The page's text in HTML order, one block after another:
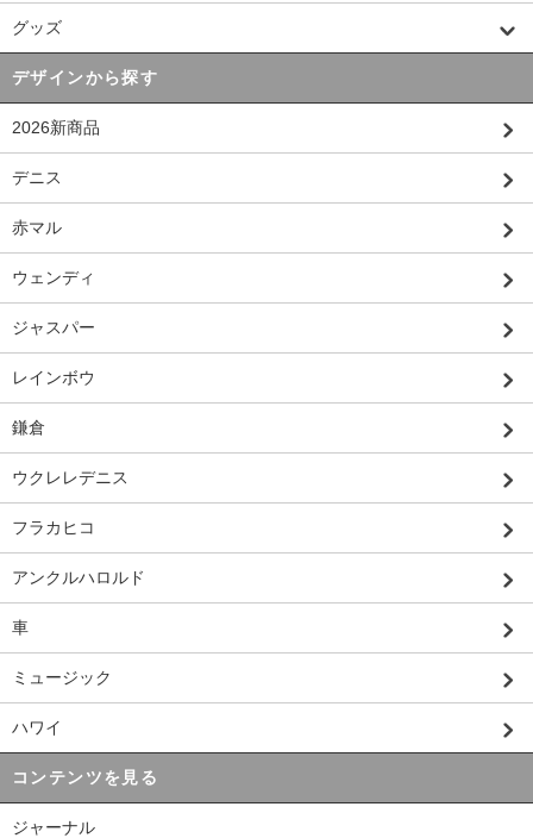
グッズ
デザインから探す
2026新商品
デニス
赤マル
ウェンディ
ジャスパー
レインボウ
鎌倉
ウクレレデニス
フラカヒコ
アンクルハロルド
車
ミュージック
ハワイ
コンテンツを見る
ジャーナル